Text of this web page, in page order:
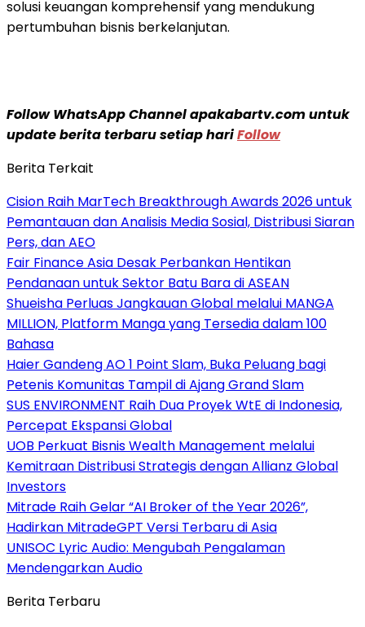
solusi keuangan komprehensif yang mendukung
pertumbuhan bisnis berkelanjutan.
Follow WhatsApp Channel apakabartv.com untuk
update berita terbaru setiap hariFollow
Berita Terkait
Cision Raih MarTech Breakthrough Awards 2026 untuk
Pemantauan dan Analisis Media Sosial, Distribusi Siaran
Pers, dan AEO
Fair Finance Asia Desak Perbankan Hentikan
Pendanaan untuk Sektor Batu Bara di ASEAN
Shueisha Perluas Jangkauan Global melalui MANGA
MILLION, Platform Manga yang Tersedia dalam 100
Bahasa
Haier Gandeng AO 1 Point Slam, Buka Peluang bagi
Petenis Komunitas Tampil di Ajang Grand Slam
SUS ENVIRONMENT Raih Dua Proyek WtE di Indonesia,
Percepat Ekspansi Global
UOB Perkuat Bisnis Wealth Management melalui
Kemitraan Distribusi Strategis dengan Allianz Global
Investors
Mitrade Raih Gelar “AI Broker of the Year 2026”,
Hadirkan MitradeGPT Versi Terbaru di Asia
UNISOC Lyric Audio: Mengubah Pengalaman
Mendengarkan Audio
Berita Terbaru